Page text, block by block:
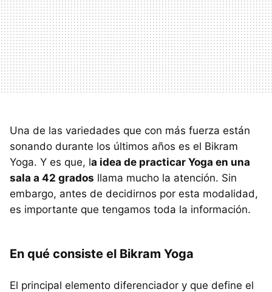
Una de las variedades que con más fuerza están
sonando durante los últimos años es el Bikram
Yoga. Y es que, la idea de practicar Yoga en una
sala a 42 grados llama mucho la atención. Sin
embargo, antes de decidirnos por esta modalidad,
es importante que tengamos toda la información.
En qué consiste el Bikram Yoga
El principal elemento diferenciador y que define el